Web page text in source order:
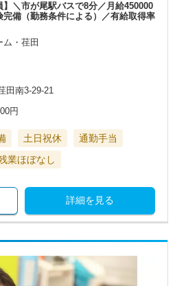
】＼市が尾駅バスで8分／月給450000
備（勤務条件による）／有給取得率
・荏田
田南3-29-21
円
土日祝休
通勤手当
業ほぼなし
詳細を見る